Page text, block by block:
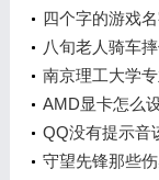
四个字的游戏
八旬老人骑车
暴雨中摔倒一群
南京理工大学
AMD显卡怎么
QQ没有提示音
守望先锋那些